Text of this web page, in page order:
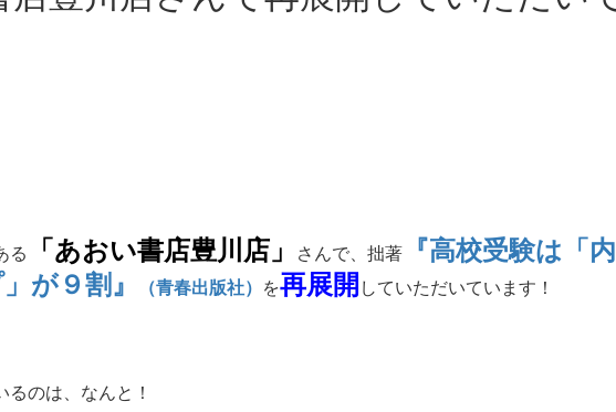
る 「あおい書店豊川店」 さんで、拙著
『高校受験は「内
が９割』
（青春出版社） を再展開 していただいています！
るのは、なんと！